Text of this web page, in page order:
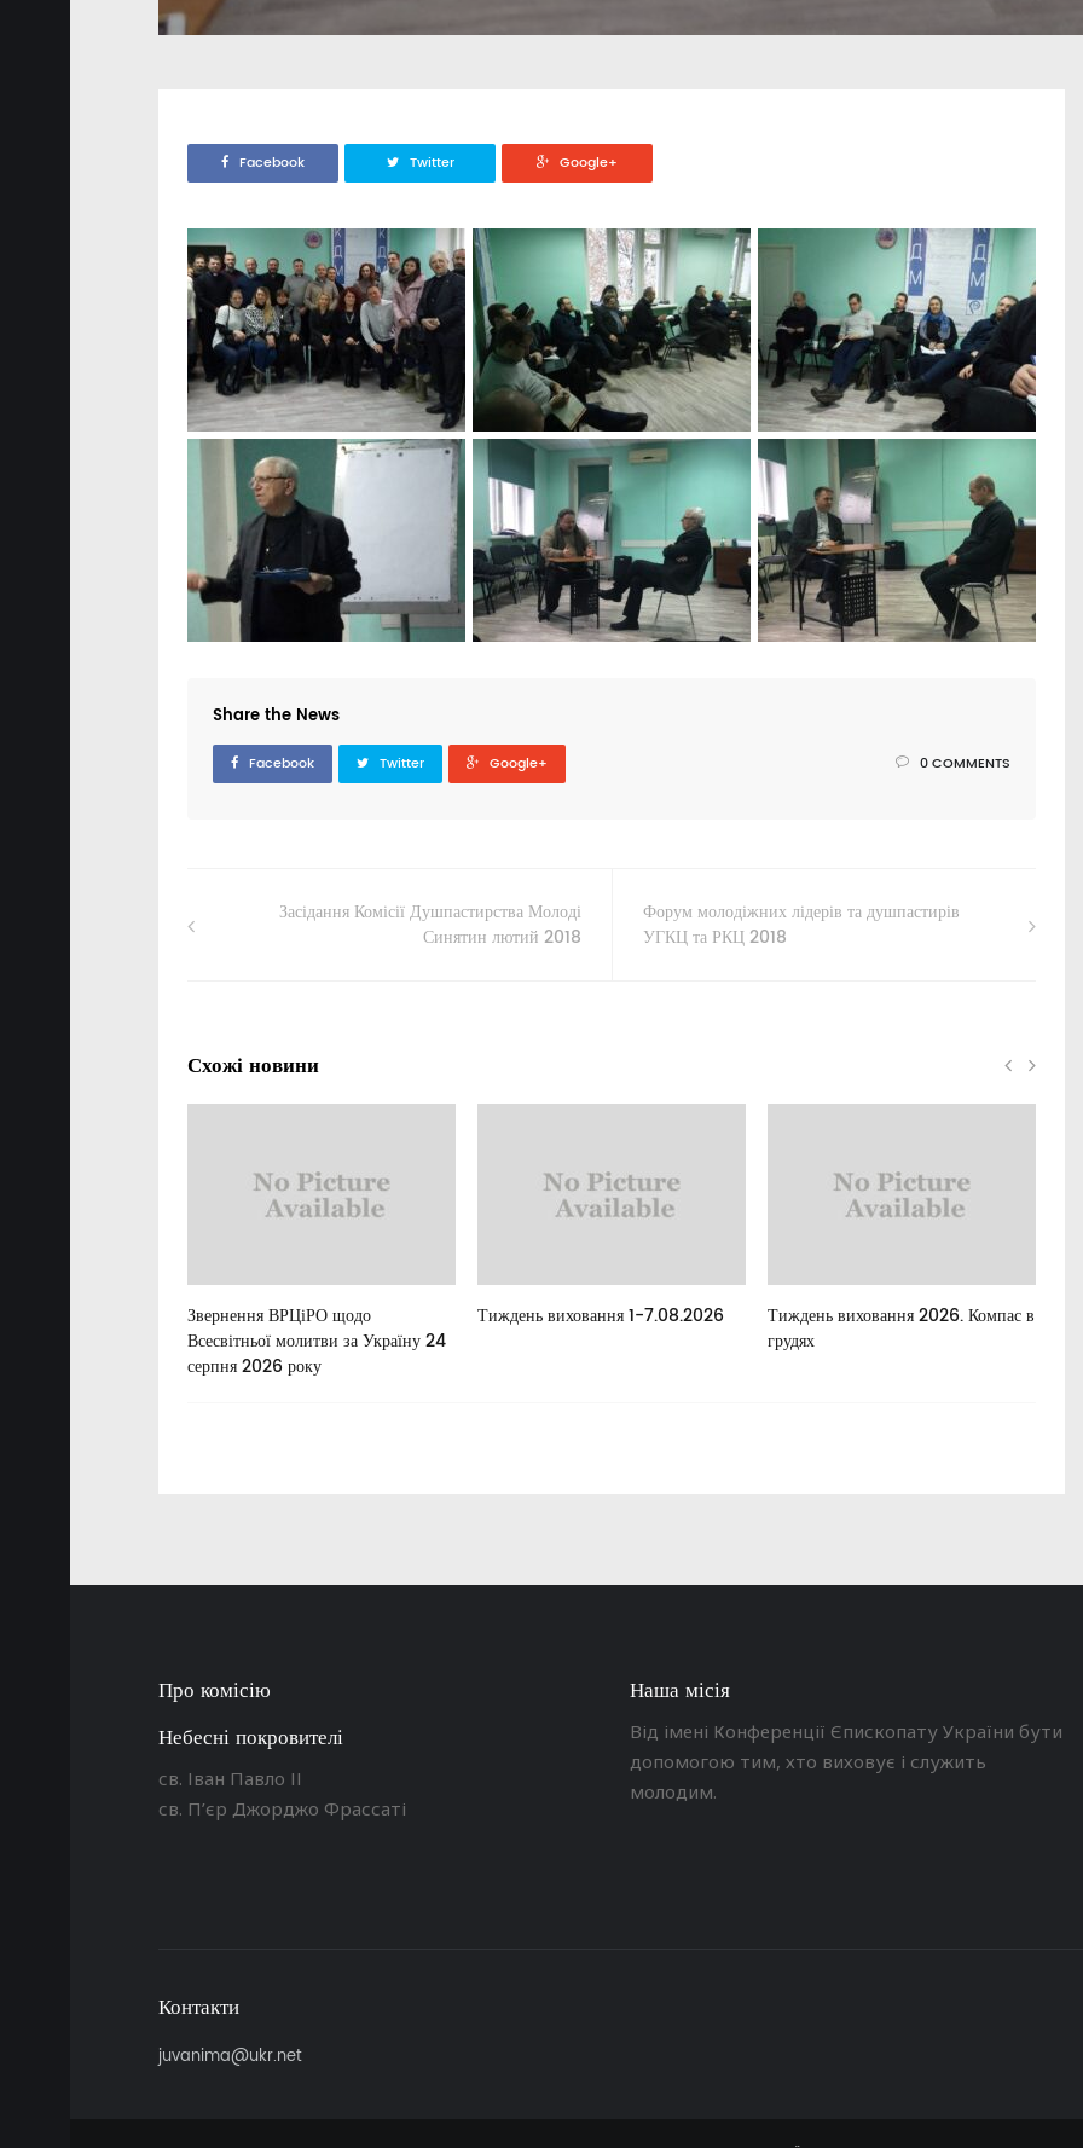
Facebook Twitter Google+
Share the News
Facebook Twitter Google+ 0 COMMENTS
Засідання Комісії Душпастирства Молоді
Синятин лютий 2018
Форум молодіжних лідерів та душпастирів
УГКЦ та РКЦ 2018
Схожі новини
Звернення ВРЦіРО щодо
Всесвітньої молитви за Україну 24
серпня 2026 року
Тиждень виховання 1-7.08.2026
Тиждень виховання 2026. Компас в
грудях
Про комісію
Небесні покровителі
св. Іван Павло ІІ
св. П’єр Джорджо Фрассаті
Наша місія
Від імені Конференції Єпископату України бути
допомогою тим, хто виховує і служить
молодим.
Контакти
juvanima@ukr.net